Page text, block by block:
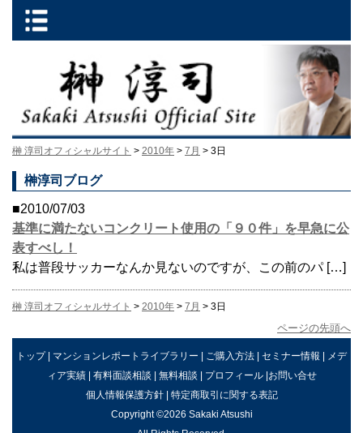
榊 淳司オフィシャルサイト > 2010年 > 7月 > 3日
榊淳司ブログ
■2010/07/03
基準に満たないコンクリート使用の「９０件」を早急に公
表すべし！
私は普段サッカーなんか見ないのですが、この前のパ […]
榊 淳司オフィシャルサイト > 2010年 > 7月 > 3日
ページの先頭へ
トップ| マンションレポートライブラリー | ご購入方法 | セミナー情報 | メデ
ィア実績| 有料面談相談 | 無料相談 | プロフィール|お問い合せ
個人情報保護方針| 特定商取引に関する表記
Copyright ©2026 Sakaki Atsushi